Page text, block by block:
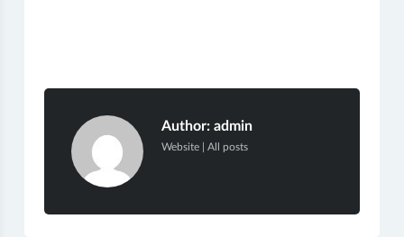
Author:admin
Website |All posts